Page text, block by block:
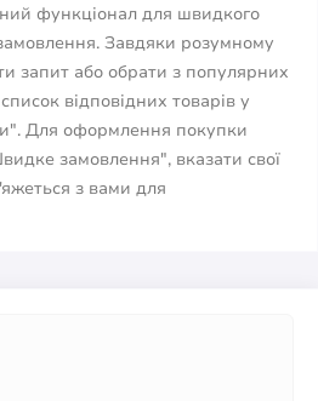
функціонал для швидкого
Завдяки розумному
запит або обрати з популярних
відповідних товарів у
Для оформлення покупки
замовлення", вказати свої
з вами для